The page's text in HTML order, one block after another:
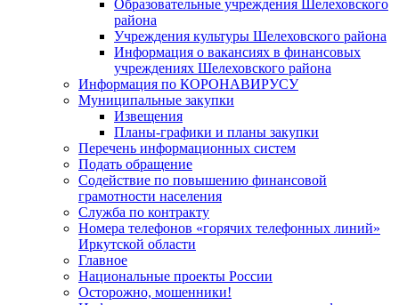
Образовательные учреждения Шелеховского
района
Учреждения культуры Шелеховского района
Информация о вакансиях в финансовых
учреждениях Шелеховского района
Информация по КОРОНАВИРУСУ
Муниципальные закупки
Извещения
Планы-графики и планы закупки
Перечень информационных систем
Подать обращение
Содействие по повышению финансовой
грамотности населения
Служба по контракту
Номера телефонов «горячих телефонных линий»
Иркутской области
Главное
Национальные проекты России
Осторожно, мошенники!